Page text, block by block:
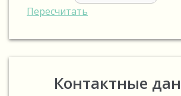
Пересчитать
Контактные